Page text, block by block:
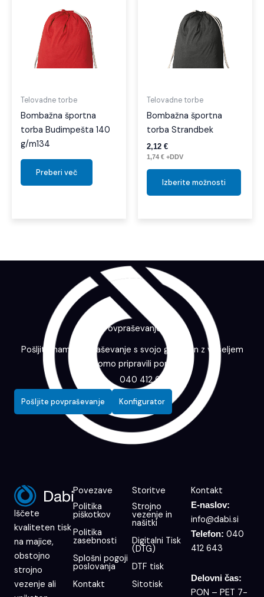
Telovadne torbe
Bombažna športna
torba Budimpešta 140
g/m134
Preberi več
Telovadne torbe
Bombažna športna
torba Strandbek
2,12 €
1,74 € +DDV
Izberite možnosti
Povpraševanje
Pošljite nam povpraševanje s svojo grafiko in z veseljem
vam bomo pripravili ponudbo.
040 412 643
Pošljite povpraševanje Konfigurator
Iščete
kvaliteten tisk
na majice,
obstojno
strojno
vezenje ali
Povezave
Politika
piškotkov
Politika
zasebnosti
Splošni pogoji
poslovanja
Kontakt
Storitve
Strojno
vezenje in
našitki
Digitalni Tisk
(DTG)
DTF tisk
Sitotisk
Kontakt
E-naslov:
info@dabi.si
Telefon: 040
412 643
Delovni čas:
PON – PET 7-